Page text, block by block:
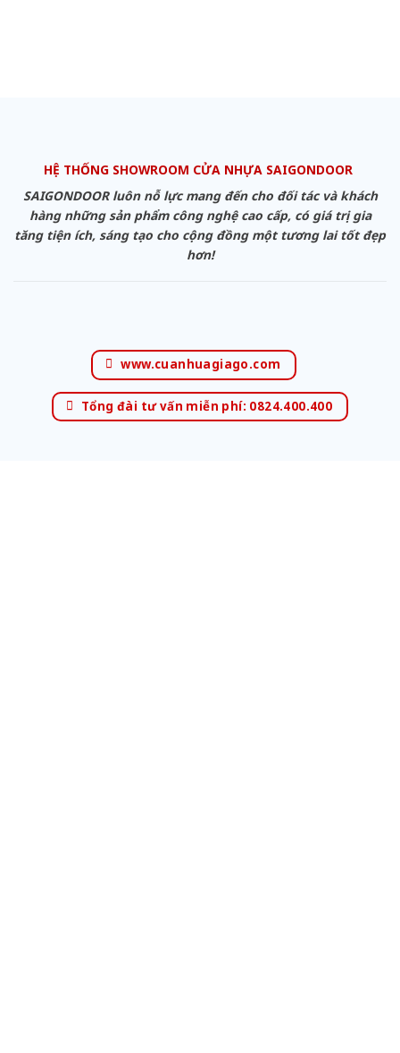
HỆ THỐNG SHOWROOM CỬA NHỰA SAIGONDOOR
SAIGONDOOR luôn nỗ lực mang đến cho đối tác và khách
hàng những sản phẩm công nghệ cao cấp, có giá trị gia
tăng tiện ích, sáng tạo cho cộng đồng một tương lai tốt đẹp
hơn!
www.cuanhuagiago.com
Tổng đài tư vấn miễn phí: 0824.400.400